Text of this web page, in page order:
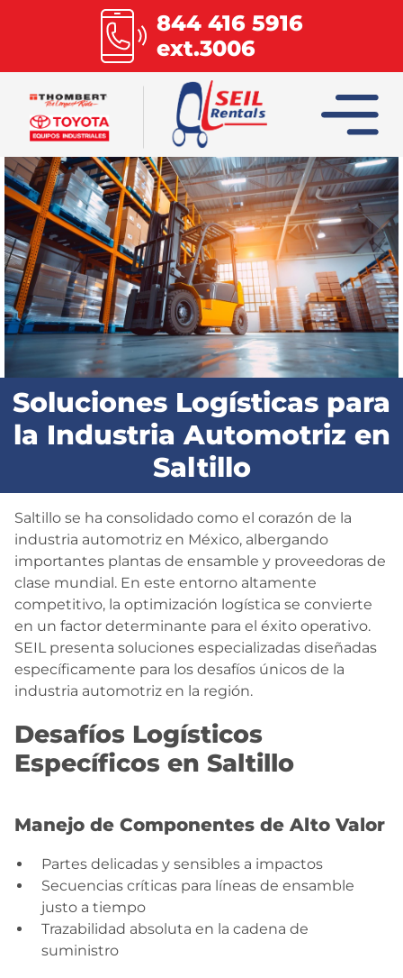
844 416 5916
ext.3006
INICIO
COLUMBIA
COMBILIFT
HOIST
MULTILIFT
BLOG
Soluciones Logísticas para
la Industria Automotriz en
Saltillo
Saltillo se ha consolidado como el corazón de la
industria automotriz en México, albergando
importantes plantas de ensamble y proveedoras de
clase mundial. En este entorno altamente
competitivo, la optimización logística se convierte
en un factor determinante para el éxito operativo.
SEIL presenta soluciones especializadas diseñadas
específicamente para los desafíos únicos de la
industria automotriz en la región.
Desafíos Logísticos
Específicos en Saltillo
Manejo de Componentes de Alto Valor
Partes delicadas y sensibles a impactos
Secuencias críticas para líneas de ensamble
justo a tiempo
Trazabilidad absoluta en la cadena de
suministro